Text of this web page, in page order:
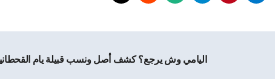
اليامي وش يرجع؟ كشف أصل ونسب قبيلة يام